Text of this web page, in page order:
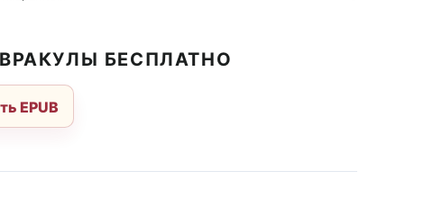
БЕСПЛАТНО
EPUB